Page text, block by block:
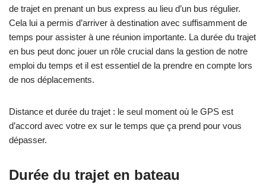
de trajet en prenant un bus express au lieu d’un bus régulier.
Cela lui a permis d’arriver à destination avec suffisamment de
temps pour assister à une réunion importante. La durée du trajet
en bus peut donc jouer un rôle crucial dans la gestion de notre
emploi du temps et il est essentiel de la prendre en compte lors
de nos déplacements.
Distance et durée du trajet : le seul moment où le GPS est
d’accord avec votre ex sur le temps que ça prend pour vous
dépasser.
Durée du trajet en bateau